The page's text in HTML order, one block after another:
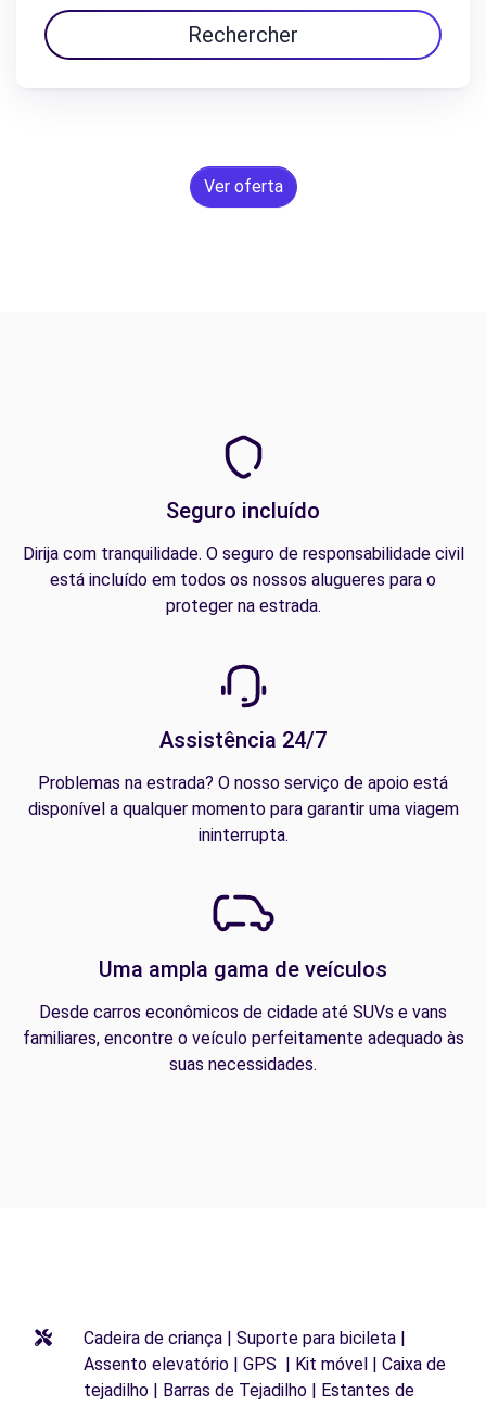
Rechercher
Ver oferta
Seguro incluído
Dirija com tranquilidade. O seguro de responsabilidade civil
está incluído em todos os nossos alugueres para o
proteger na estrada.
Assistência 24/7
Problemas na estrada? O nosso serviço de apoio está
disponível a qualquer momento para garantir uma viagem
ininterrupta.
Uma ampla gama de veículos
Desde carros econômicos de cidade até SUVs e vans
familiares, encontre o veículo perfeitamente adequado às
suas necessidades.
Cadeira de criança | Suporte para bicileta |
Assento elevatório | GPS | Kit móvel | Caixa de
tejadilho | Barras de Tejadilho | Estantes de